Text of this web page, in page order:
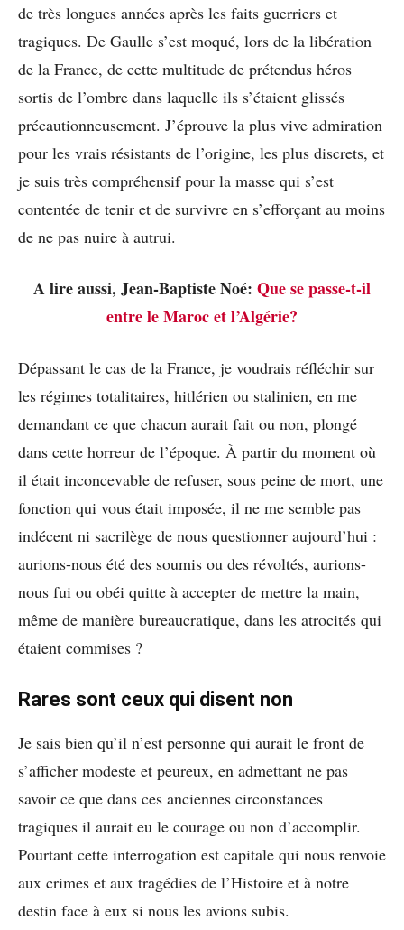
de très longues années après les faits guerriers et
tragiques. De Gaulle s’est moqué, lors de la libération
de la France, de cette multitude de prétendus héros
sortis de l’ombre dans laquelle ils s’étaient glissés
précautionneusement. J’éprouve la plus vive admiration
pour les vrais résistants de l’origine, les plus discrets, et
je suis très compréhensif pour la masse qui s’est
contentée de tenir et de survivre en s’efforçant au moins
de ne pas nuire à autrui.
A lire aussi, Jean-Baptiste Noé: Que se passe-t-il
entre le Maroc et l’Algérie?
Dépassant le cas de la France, je voudrais réfléchir sur
les régimes totalitaires, hitlérien ou stalinien, en me
demandant ce que chacun aurait fait ou non, plongé
dans cette horreur de l’époque. À partir du moment où
il était inconcevable de refuser, sous peine de mort, une
fonction qui vous était imposée, il ne me semble pas
indécent ni sacrilège de nous questionner aujourd’hui :
aurions-nous été des soumis ou des révoltés, aurions-
nous fui ou obéi quitte à accepter de mettre la main,
même de manière bureaucratique, dans les atrocités qui
étaient commises ?
Rares sont ceux qui disent non
Je sais bien qu’il n’est personne qui aurait le front de
s’afficher modeste et peureux, en admettant ne pas
savoir ce que dans ces anciennes circonstances
tragiques il aurait eu le courage ou non d’accomplir.
Pourtant cette interrogation est capitale qui nous renvoie
aux crimes et aux tragédies de l’Histoire et à notre
destin face à eux si nous les avions subis.